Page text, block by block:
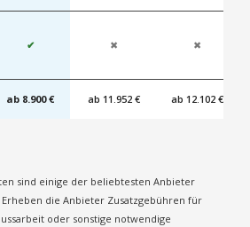
✔ ✖ ✖
ab 8.900 € ab 11.952 € ab 12.102 €
sind einige der beliebtesten Anbieter
die Anbieter Zusatzgebühren für
oder sonstige notwendige